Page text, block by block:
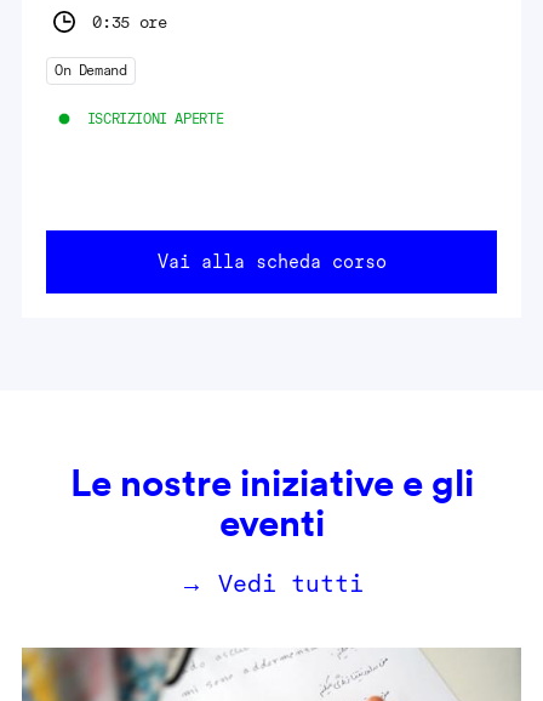
0:35 ore
On Demand
ISCRIZIONI APERTE
Vai alla scheda corso
Le nostre iniziative e gli
eventi
→ Vedi tutti